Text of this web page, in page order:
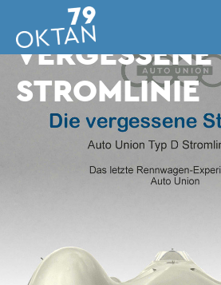
VORTRAG: DIE
VERGESSENE
STROMLINIE